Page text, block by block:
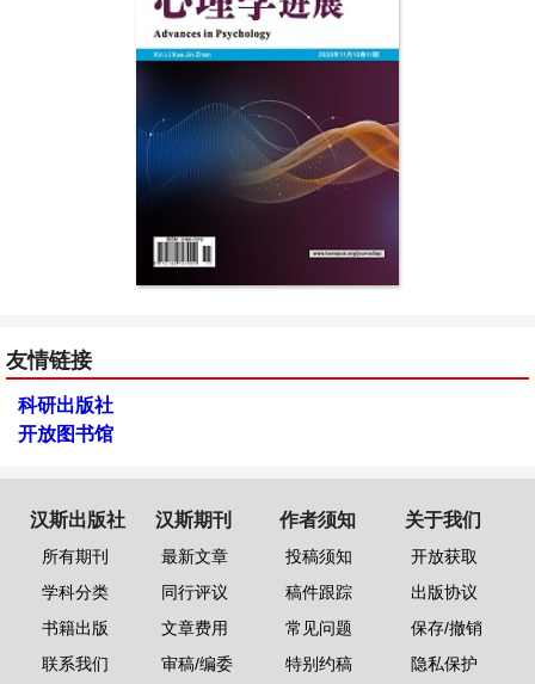
友情链接
科研出版社
开放图书馆
汉斯出版社
所有期刊
学科分类
书籍出版
联系我们
汉斯期刊
最新文章
同行评议
文章费用
审稿/编委
作者须知
投稿须知
稿件跟踪
常见问题
特别约稿
关于我们
开放获取
出版协议
保存/撤销
隐私保护